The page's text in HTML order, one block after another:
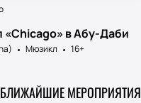
в Абу-Даби
Мюзикл
16+
БЛИЖАЙШИЕ МЕРОПРИЯТИЯ